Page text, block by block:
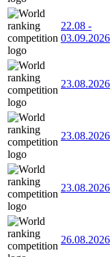
22.08 -
03.09.2026
23.08.2026
23.08.2026
23.08.2026
26.08.2026